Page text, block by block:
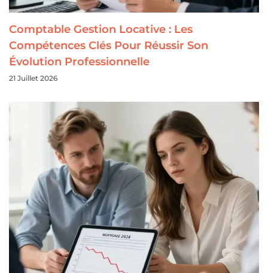
Comptable Gestion Locative : Les
Compétences Clés Pour Réussir Son
Évolution Professionnelle
21 Juillet 2026